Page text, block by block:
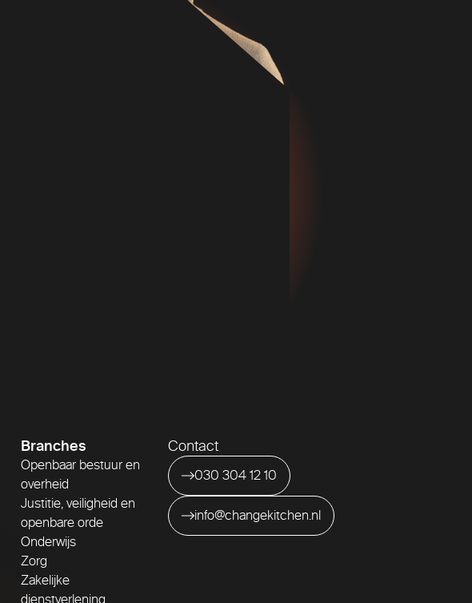
Branches
Openbaar bestuur en
overheid
Justitie, veiligheid en
openbare orde
Onderwijs
Zorg
Zakelijke
dienstverlening
Contact
030 304 12 10
info@changekitchen.nl